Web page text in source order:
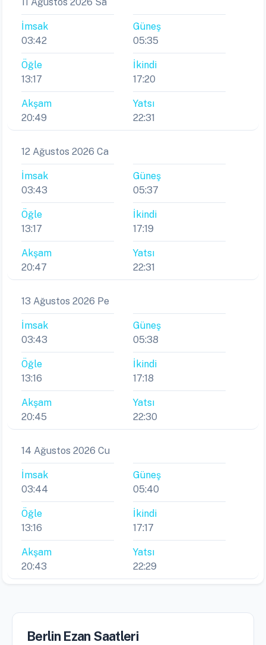
İmsak
03:42
Güneş
05:35
Öğle
13:17
İkindi
17:20
Akşam
20:49
Yatsı
22:31
12 Ağustos 2026 Ca
İmsak
03:43
Güneş
05:37
Öğle
13:17
İkindi
17:19
Akşam
20:47
Yatsı
22:31
13 Ağustos 2026 Pe
İmsak
03:43
Güneş
05:38
Öğle
13:16
İkindi
17:18
Akşam
20:45
Yatsı
22:30
14 Ağustos 2026 Cu
İmsak
03:44
Güneş
05:40
Öğle
13:16
İkindi
17:17
Akşam
20:43
Yatsı
22:29
Berlin Ezan Saatleri